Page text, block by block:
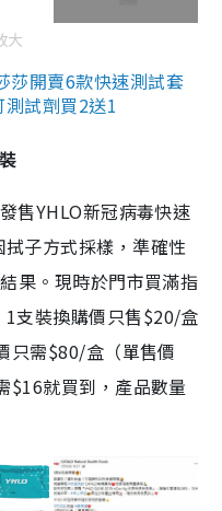
大
莎開賣6款快速測試套
試劑買2送1
售YHLO新冠病毒快速
子方式採樣，準確性
果。現時於門市買滿指
支裝換購價只售$20/盒
只需$80/盒（單售價
$16就買到，產品數量